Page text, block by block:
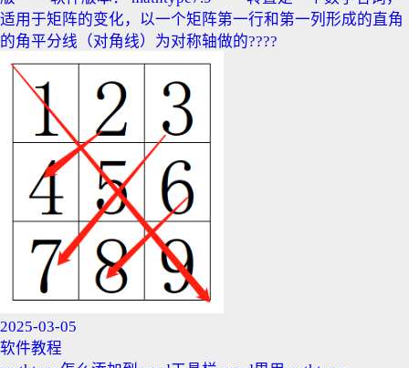
适用于矩阵的变化，以一个矩阵第一行和第一列形成的直角
的角平分线（对角线）为对称轴做的????
2025-03-05
软件教程